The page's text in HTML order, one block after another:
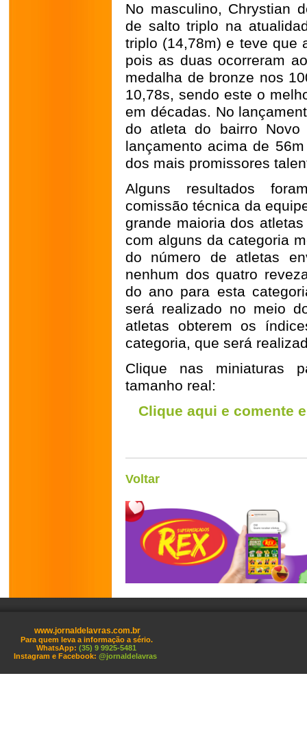
No masculino, Chrystian
de salto triplo na
triplo (14,78m) e teve que
pois as duas ocorreram
medalha de bronze nos
10,78s, sendo este o
em décadas. No
do atleta do bairro Novo
lançamento acima de
dos mais promissores
Alguns resultados
comissão técnica da
grande maioria dos
com alguns da categoria
do número de atletas
nenhum dos quatro
do ano para esta
será realizado no meio
atletas obterem os
categoria, que será
Clique nas miniaturas
tamanho real:
Clique aqui e comente
Voltar
www.jornaldelavras.com.br
Para quem leva a informação a sério.
WhatsApp: (35) 9 9925-5481
Instagram e Facebook: @jornaldelavras